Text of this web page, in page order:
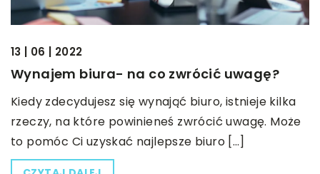
13 | 06 | 2022
Wynajem biura- na co zwrócić uwagę?
Kiedy zdecydujesz się wynająć biuro, istnieje kilka
rzeczy, na które powinieneś zwrócić uwagę. Może
to pomóc Ci uzyskać najlepsze biuro […]